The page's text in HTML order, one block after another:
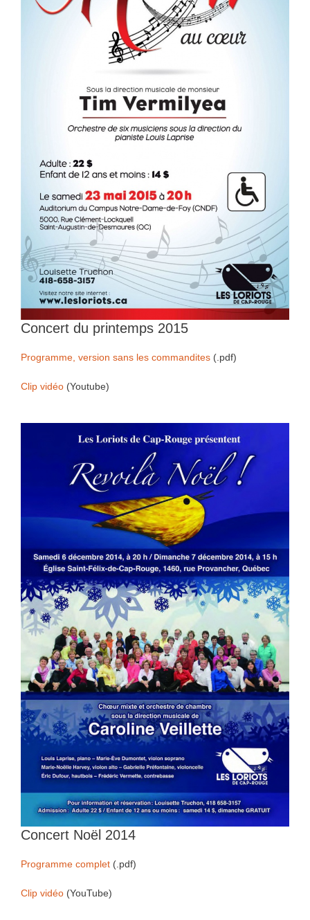
Concert du printemps 2015
Programme, version sans les commandites (.pdf)
Clip vidéo (Youtube)
Concert Noël 2014
Programme complet (.pdf)
Clip vidéo (YouTube)